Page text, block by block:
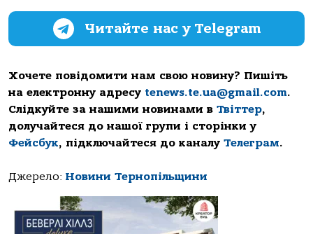
Читайте нас у Telegram
Хочете повідомити нам свою новину? Пишіть
на електронну адресу tenews.te.ua@gmail.com.
Слідкуйте за нашими новинами в Твіттер,
долучайтеся до нашої групи і сторінки у
Фейсбук, підключайтеся до каналу Телеграм.
Джерело: Новини Тернопільщини